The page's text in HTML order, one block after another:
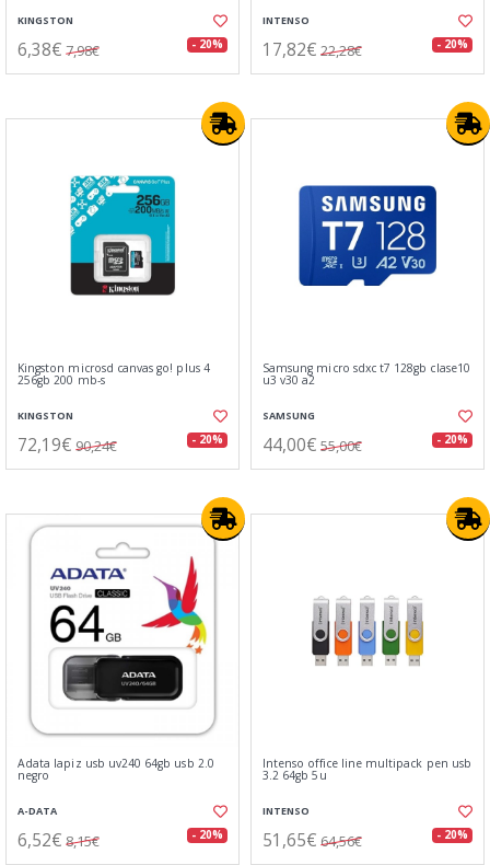
KINGSTON
6,38€ 7,98€ - 20%
INTENSO
17,82€ 22,28€ - 20%
Kingston microsd canvas go! plus 4
256gb 200 mb-s
KINGSTON
72,19€ 90,24€ - 20%
Samsung micro sdxc t7 128gb clase10
u3 v30 a2
SAMSUNG
44,00€ 55,00€ - 20%
Adata lapiz usb uv240 64gb usb 2.0
negro
A-DATA
6,52€ 8,15€ - 20%
Intenso office line multipack pen usb
3.2 64gb 5u
INTENSO
51,65€ 64,56€ - 20%